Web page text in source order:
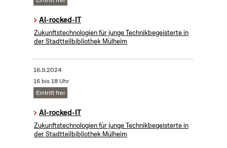
AI-rocked-IT
Zukunftstechnologien für junge Technikbegeisterte in
der Stadtteilbibliothek Mülheim
16.9.2024
16 bis 18 Uhr
Eintritt frei
AI-rocked-IT
Zukunftstechnologien für junge Technikbegeisterte in
der Stadtteilbibliothek Mülheim